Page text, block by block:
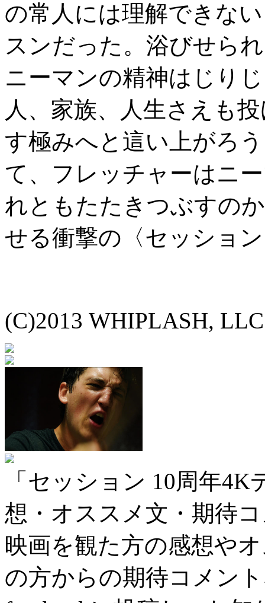
の常人には理解できな
スンだった。浴びせら
ニーマンの精神はじり
人、家族、人生さえも
す極みへと這い上がろ
て、フレッチャーはニ
れともたたきつぶすの
せる衝撃の〈セッショ
(C)2013 WHIPLASH,
「セッション 10周年
想・オススメ文・期待
映画を観た方の感想や
の方からの期待コメン